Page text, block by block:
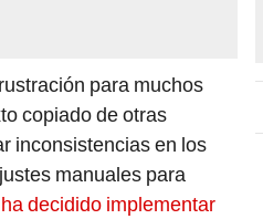
para muchos
copiado de otras
inconsistencias en los
manuales para
decidido implementar